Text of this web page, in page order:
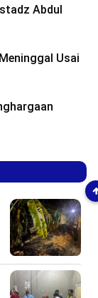
Abdul
Usai